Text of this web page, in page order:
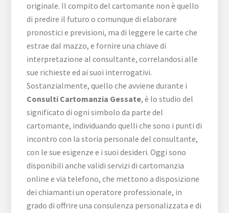
originale. Il compito del cartomante non è quello
di predire il futuro o comunque di elaborare
pronostici e previsioni, ma di leggere le carte che
estrae dal mazzo, e fornire una chiave di
interpretazione al consultante, correlandosi alle
sue richieste ed ai suoi interrogativi.
Sostanzialmente, quello che avviene durante i
Consulti Cartomanzia Gessate, è lo studio del
significato di ogni simbolo da parte del
cartomante, individuando quelli che sono i punti di
incontro con la storia personale del consultante,
con le sue esigenze e i suoi desideri. Oggi sono
disponibili anche validi servizi di cartomanzia
online e via telefono, che mettono a disposizione
dei chiamanti un operatore professionale, in
grado di offrire una consulenza personalizzata e di